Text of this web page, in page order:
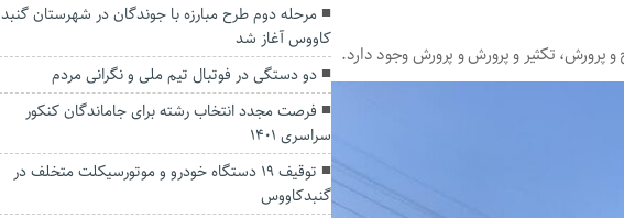
مرحله دوم طرح مبارزه با جوندگان در شهرستان گنبد
کاووس آغاز شد
دو دستگی در فوتبال تیم ملی و نگرانی مردم
فرصت مجدد انتخاب رشته برای جاماندگان کنکور
سراسری ۱۴۰۱
توقيف 19 دستگاه خودرو و موتورسيكلت متخلف در
گنبدكاووس